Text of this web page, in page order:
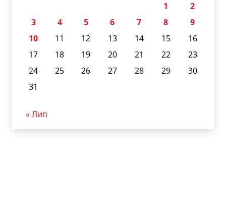
1
2
3
4 5 6 7 8
9
10
11 12 13 14 15
16
17
18 19 20 21 22
23
24
25 26 27 28 29
30
31
« Лип